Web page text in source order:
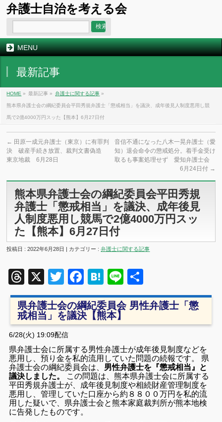
弁護士自治を考える会
MENU
最新記事
HOME » 最新記事 » 弁護士に関する記事 »
熊本県弁護士会の綱紀委員会平田秀規弁護士「懲戒相当」を議決、成年後見人制度悪用し競
馬で2億4000万円スッた【熊本】6月27日付
← 田原一成元弁護士（東京）に有罪判
決 破産手続き放置、裁判文書偽造
東京地裁 6月28日
音信不通になった八木一晃弁護士（愛
知）退会命令の懲戒処分。着手金受け
取るも事案処理せず 愛知弁護士会
6月24日付 →
熊本県弁護士会の綱紀委員会平田秀規
弁護士「懲戒相当」を議決、成年後見
人制度悪用し競馬で2億4000万円スッ
た【熊本】6月27日付
投稿日 : 2022年6月28日 | カテゴリー :弁護士に関する記事
Threads
X TwitterFacebook
Hatena
Line
有
県弁護士会の綱紀委員会 男性弁護士「懲
戒相当」を議決【熊本】
6/28(火) 19:09配信
県弁護士会に所属する男性弁護士が成年後見制度などを
悪用し、預り金を私的流用していた問題の続報です。 県
弁護士会の綱紀委員会は、 男性弁護士を『懲戒相当』と
議決しました。
この問題は、熊本県弁護士会に所属する
平田秀規弁護士が、成年後見制度や相続財産管理制度を
悪用し、管理していた口座から約８８００万円を私的流
用した疑いで、県弁護士会と熊本家庭裁判所が熊本地検
に告発したものです。